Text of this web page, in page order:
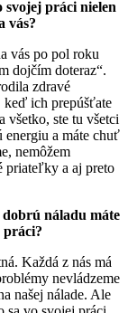
práci nielen
vás?
vás po pol roku
dojčím doteraz“.
zdravé
ich prepúšťate
všetko, ste tu všetci
energiu a máte chuť
nemôžem
priateľky a aj preto
dobrú náladu máte
práci?
Každá z nás má
nevládzeme
našej nálade. Ale